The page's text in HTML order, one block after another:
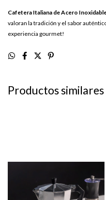
Cafetera Italiana de Acero
valoran la tradición y el sabor
experiencia gourmet!
Productos similares